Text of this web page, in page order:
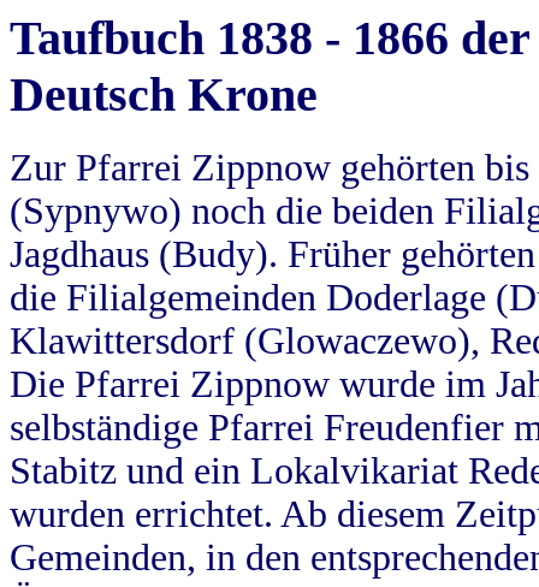
Taufbuch 1838 - 1866
Deutsch Krone
Zur Pfarrei Zippnow gehörten
(Sypnywo) noch die beiden
Jagdhaus (Budy). Früher
die Filialgemeinden Doderlage
Klawittersdorf (Glowaczewo),
Die Pfarrei Zippnow wurde im
selbständige Pfarrei Freudenfier
Stabitz und ein Lokalvikariat
wurden errichtet. Ab diesem
Gemeinden, in den